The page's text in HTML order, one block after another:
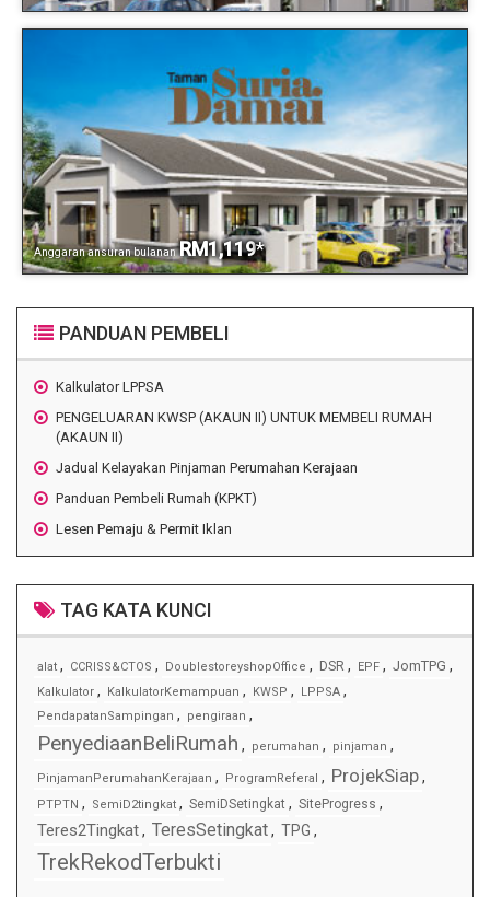
Anggaran ansuran bulanan RM1,119*
PANDUAN PEMBELI
Kalkulator LPPSA
PENGELUARAN KWSP (AKAUN II) UNTUK MEMBELI RUMAH
(AKAUN II)
Jadual Kelayakan Pinjaman Perumahan Kerajaan
Panduan Pembeli Rumah (KPKT)
Lesen Pemaju & Permit Iklan
TAG KATA KUNCI
alat , CCRISS&CTOS , DoublestoreyshopOffice , DSR , EPF , JomTPG ,
Kalkulator , KalkulatorKemampuan , KWSP , LPPSA ,
PendapatanSampingan , pengiraan ,
PenyediaanBeliRumah , perumahan , pinjaman ,
PinjamanPerumahanKerajaan , ProgramReferal , ProjekSiap,
PTPTN , SemiD2tingkat , SemiDSetingkat , SiteProgress ,
Teres2Tingkat, TeresSetingkat, TPG ,
TrekRekodTerbukti